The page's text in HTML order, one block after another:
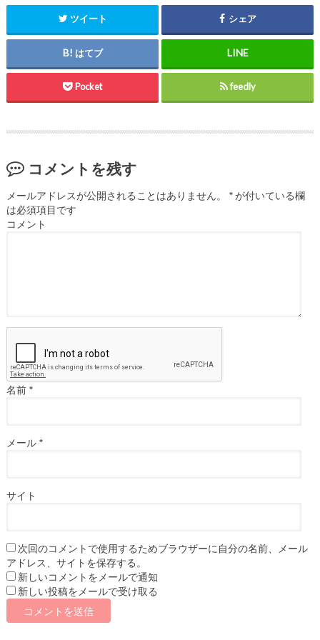
ツイート シェア
はてブ
Pocket feedly
コメントを残す
メールアドレスが公開されることはありません。 *が付いている欄
は必須項目です
コメント
名前 *
メール *
サイト
次回のコメントで使用するためブラウザーに自分の名前、メール
アドレス、サイトを保存する。
新しいコメントをメールで通知
新しい投稿をメールで受け取る